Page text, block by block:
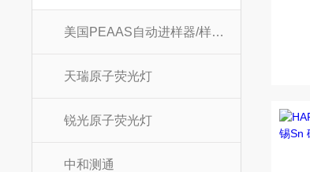
美国PEAAS自动进样器/样品杯/进样杯
天瑞原子荧光灯
锐光原子荧光灯
中和测通